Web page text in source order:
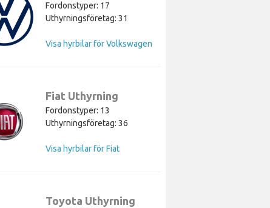
Fordonstyper: 17
Uthyrningsföretag: 31
Visa hyrbilar för Volkswagen
Fiat Uthyrning
Fordonstyper: 13
Uthyrningsföretag: 36
Visa hyrbilar för Fiat
Toyota Uthyrning